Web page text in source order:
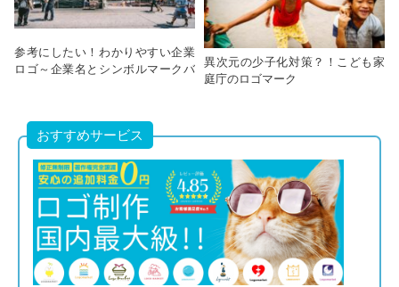
参考にしたい！わかりやすい企業
ロゴ～企業名とシンボルマークバ 異次元の少子化対策？！こども家
庭庁のロゴマーク
おすすめサービス